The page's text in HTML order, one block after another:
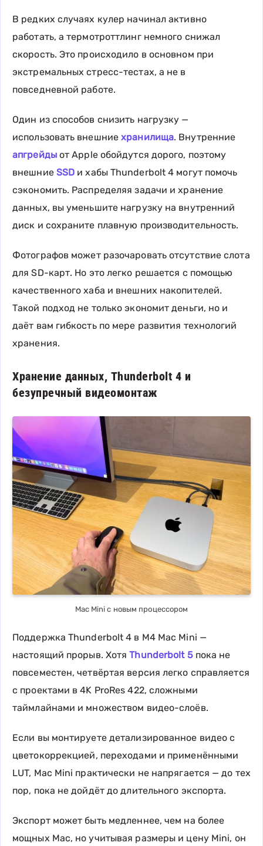
В редких случаях кулер начинал активно
работать, а термотроттлинг немного снижал
скорость. Это происходило в основном при
экстремальных стресс-тестах, а не в
повседневной работе.
Один из способов снизить нагрузку —
использовать внешниехранилища. Внутренние
апгрейдыот Apple обойдутся дорого, поэтому
внешние SSD и хабы Thunderbolt 4 могут помочь
сэкономить. Распределяя задачи и хранение
данных, вы уменьшите нагрузку на внутренний
диск и сохраните плавную производительность.
Фотографов может разочаровать отсутствие слота
для SD-карт. Но это легко решается с помощью
качественного хаба и внешних накопителей.
Такой подход не только экономит деньги, но и
даёт вам гибкость по мере развития технологий
хранения.
Хранение данных, Thunderbolt 4 и
безупречный видеомонтаж
Mac Mini с новым процессором
Поддержка Thunderbolt 4 в M4 Mac Mini —
настоящий прорыв. ХотяThunderbolt 5пока не
повсеместен, четвёртая версия легко справляется
с проектами в 4K ProRes 422, сложными
таймлайнами и множеством видео-слоёв.
Если вы монтируете детализированное видео с
цветокоррекцией, переходами и применёнными
LUT, Mac Mini практически не напрягается — до тех
пор, пока не дойдёт до длительного экспорта.
Экспорт может быть медленнее, чем на более
мощных Mac, но учитывая размеры и цену Mini, он